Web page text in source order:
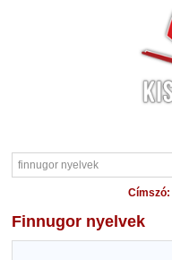
Címszó:
finnugor nyelvek